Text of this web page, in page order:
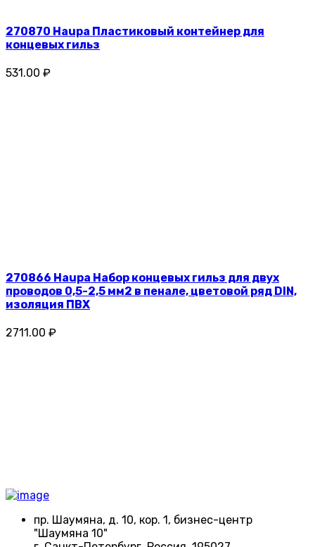
270870 Haupa Пластиковый контейнер для
концевых гильз
531.00 ₽
270866 Haupa Набор концевых гильз для двух
проводов 0,5-2,5 мм2 в пенале, цветовой ряд DIN,
изоляция ПВХ
2711.00 ₽
пр. Шаумяна, д. 10, кор. 1, бизнес-центр
"Шаумяна 10"